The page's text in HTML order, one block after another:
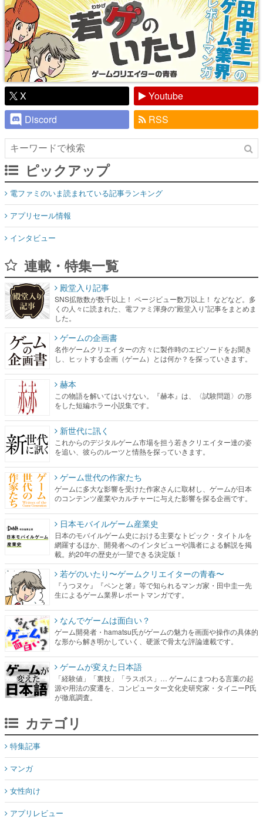
X
Youtube
Discord
RSS
ピックアップ
電ファミのいま読まれている記事ランキング
アプリセール情報
インタビュー
連載・特集一覧
殿堂入り記事
SNS拡散数が数千以上！ ページビュー数万以上！ などなど。多
くの人々に読まれた、電ファミ渾身の“殿堂入り”記事をまとめま
した。
ゲームの企画書
名作ゲームクリエイターの方々に製作時のエピソードをお聞き
し、ヒットする企画（ゲーム）とは何か？を探っていきます。
赫本
この物語を解いてはいけない。『赫本』は、〈試験問題〉の形
をした短編ホラー小説集です。
新世代に訊く
これからのデジタルゲーム市場を担う若きクリエイター達の姿
を追い、彼らのルーツと情熱を探っていきます。
ゲーム世代の作家たち
ゲームに多大な影響を受けた作家さんに取材し、ゲームが日本
のコンテンツ産業やカルチャーに与えた影響を探る企画です。
日本モバイルゲーム産業史
日本のモバイルゲーム史における主要なトピック・タイトルを
網羅するほか、開発者へのインタビューや識者による解説を掲
載。約20年の歴史が一望できる決定版！
若ゲのいたり〜ゲームクリエイターの青春〜
『うつヌケ』『ペンと箸』等で知られるマンガ家・田中圭一先
生によるゲーム業界レポートマンガです。
なんでゲームは面白い？
ゲーム開発者・hamatsu氏がゲームの魅力を画面や操作の具体的
な形から解き明かしていく、硬派で骨太な評論連載です。
ゲームが変えた日本語
「経験値」「裏技」「ラスボス」… ゲームにまつわる言葉の起
源や用法の変遷を、コンピューター文化史研究家・タイニーP氏
が徹底調査。
カテゴリ
特集記事
マンガ
女性向け
アプリレビュー